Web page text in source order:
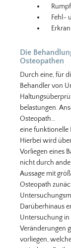
Fehl-
Die
Osteopathen
Durch eine, für
Behandler von
belastungen.
Osteopath…
eine funktionelle
Hierbei wird
Vorliegen eines
nicht durch
Aussage mit
Osteopath
Darüberhinaus
Untersuchung
Veränderungen
vorliegen,